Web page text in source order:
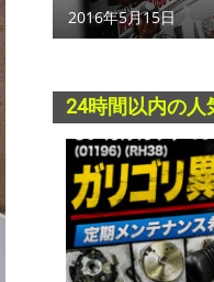
2016年5月15日
24時間以内の人